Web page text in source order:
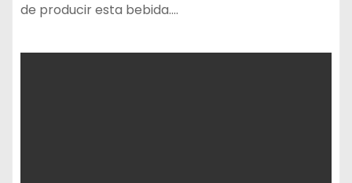
de producir esta bebida.…